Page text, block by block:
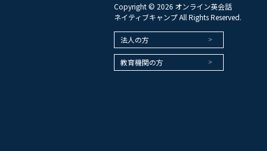
Copyright © 2026 オンライン英会話
ネイティブキャンプ All Rights Reserved.
法人の方
教育機関の方